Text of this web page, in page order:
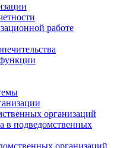
работе
организаций
в подведомственных